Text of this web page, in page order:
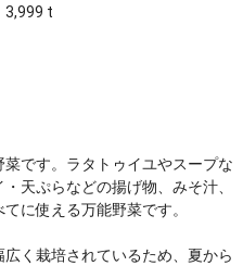
3,999 t
です。ラタトゥイユやスープな
天ぷらなどの揚げ物、みそ汁、
に使える万能野菜です。
く栽培されているため、夏から